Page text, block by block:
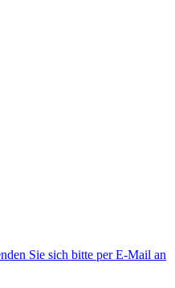
Sie sich bitte per E-Mail an